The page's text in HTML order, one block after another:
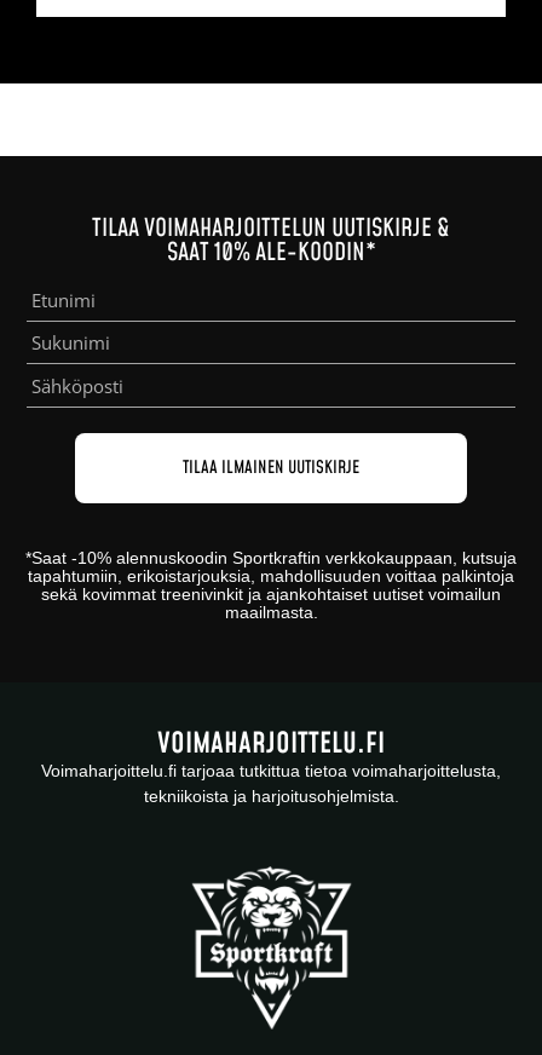
TILAA VOIMAHARJOITTELUN UUTISKIRJE &
SAAT 10% ALE-KOODIN*
*Saat -10% alennuskoodin Sportkraftin verkkokauppaan , kutsuja
tapahtumiin, erikoistarjouksia, mahdollisuuden voittaa palkintoja
sekä kovimmat treenivinkit ja ajankohtaiset uutiset voimailun
maailmasta.
VOIMAHARJOITTELU.FI
Voimaharjoittelu.fi tarjoaa tutkittua tietoa voimaharjoittelusta,
tekniikoista ja harjoitusohjelmista.